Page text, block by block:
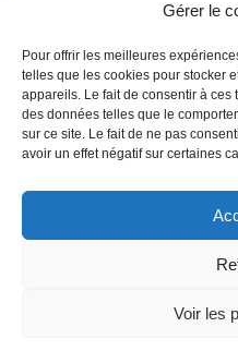
Gérer le
Pour offrir les meilleures
telles que les cookies pour stocker
appareils. Le fait de consentir à
des données telles que le
sur ce site. Le fait de ne pas
avoir un effet négatif sur certaines
Voir les
Nous écrire